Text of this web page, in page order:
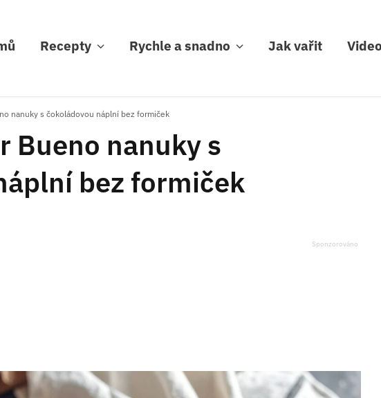
Recepty Rychle a snadno Jak vařit Video
nanuky s čokoládovou náplní bez formiček
Bueno nanuky s
bez formiček